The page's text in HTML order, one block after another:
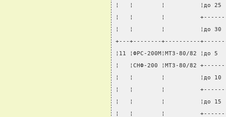
¦   ¦        ¦          ¦до 25
¦   ¦        ¦
¦   ¦        ¦          ¦до 30
+---+--------+----------
¦11 ¦ФРС-200М¦МТЗ-80/82
¦   ¦СНФ-200 ¦МТЗ-80/82
¦   ¦        ¦          ¦до 10
¦   ¦        ¦
¦   ¦        ¦          ¦до 15
¦   ¦        ¦